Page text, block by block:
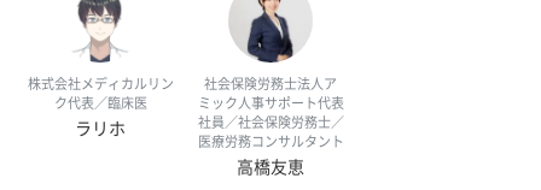
株式会社メディカルリン
ク代表／臨床医
ラリホ
社会保険労務士法人ア
ミック人事サポート代表
社員／社会保険労務士／
医療労務コンサルタント
高橋友恵